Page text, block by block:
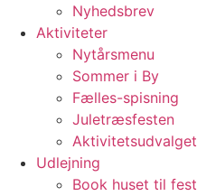
Nyhedsbrev
Aktiviteter
Nytårsmenu
Sommer i By
Fælles-spisning
Juletræsfesten
Aktivitetsudvalget
Udlejning
Book huset til fest